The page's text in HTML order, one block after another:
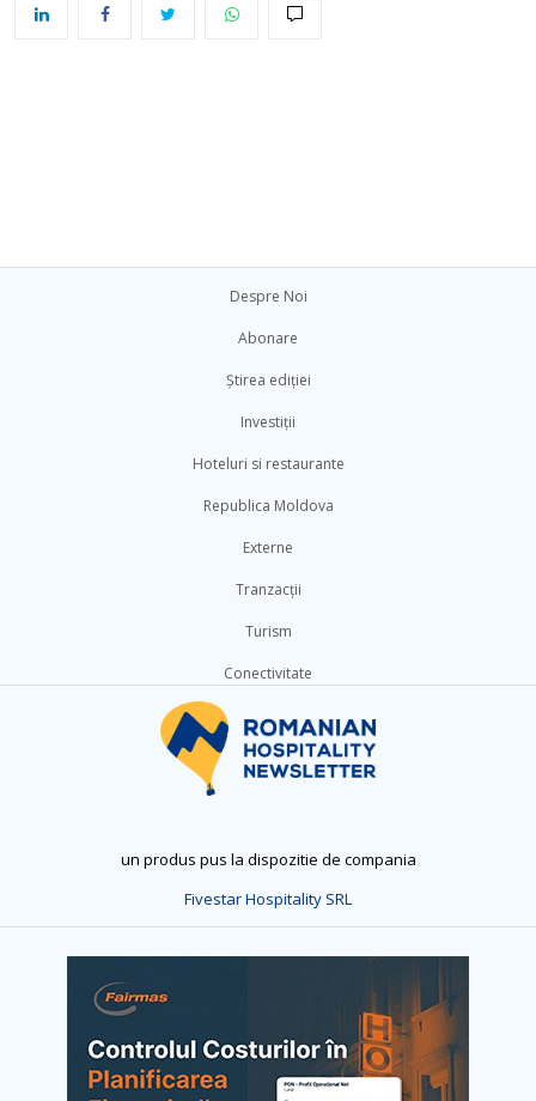
Despre Noi
Abonare
Știrea ediției
Investiții
Hoteluri si restaurante
Republica Moldova
Externe
Tranzacții
Turism
Conectivitate
un produs pus la dispozitie de compania
Fivestar Hospitality SRL